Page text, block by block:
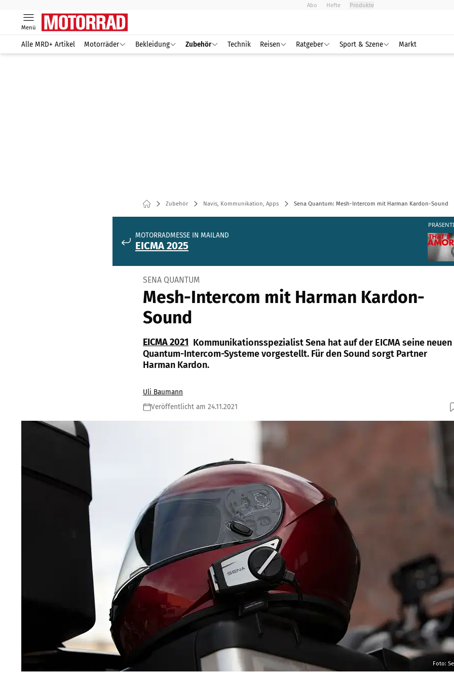
Abo Hefte Produkte
Menü
Alle MRD+ Artikel Motorräder Bekleidung Zubehör Technik Reisen Ratgeber Sport & Szene Markt
Zubehör Navis, Kommunikation, Apps Sena Quantum: Mesh-Intercom mit Harman Kardon-Sound
MOTORRADMESSE IN MAILAND
EICMA 2025
SENA QUANTUM
Mesh-Intercom mit Harman Kardon-
Sound
EICMA 2021 Kommunikationsspezialist Sena hat auf der EICMA seine neuen
Quantum-Intercom-Systeme vorgestellt. Für den Sound sorgt Partner
Harman Kardon.
Uli Baumann
Veröffentlicht am 24.11.2021
Foto: